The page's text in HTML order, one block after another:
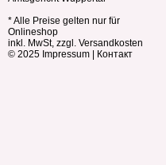
* Alle Preise gelten nur für
Onlineshop
inkl. MwSt, zzgl. Versandkosten
© 2025 Impressum Контакт